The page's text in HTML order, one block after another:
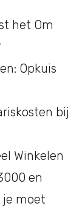
het Om
Opkuis
bij
Winkelen
en
je moet